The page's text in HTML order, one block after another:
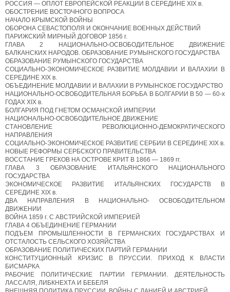
РОССИЯ — ОПЛОТ ЕВРОПЕЙСКОЙ РЕАКЦИИ В СЕРЕДИНЕ XIX в.
ОБОСТРЕНИЕ ВОСТОЧНОГО ВОПРОСА
НАЧАЛО КРЫМСКОЙ ВОЙНЫ
ОБОРОНА СЕВАСТОПОЛЯ И ОКОНЧАНИЕ ВОЕННЫХ ДЕЙСТВИЙ
ПАРИЖСКИЙ МИРНЫЙ ДОГОВОР 1856 г.
ГЛАВА 2 НАЦИОНАЛЬНО-ОСВОБОДИТЕЛЬНОЕ ДВИЖЕНИЕ
БАЛКАНСКИХ НАРОДОВ. ОБРАЗОВАНИЕ РУМЫНСКОГО ГОСУДАРСТВА
ОБРАЗОВАНИЕ РУМЫНСКОГО ГОСУДАРСТВА
СОЦИАЛЬНО-ЭКОНОМИЧЕСКОЕ РАЗВИТИЕ МОЛДАВИИ И ВАЛАХИИ В
СЕРЕДИНЕ XIX в.
ОБЪЕДИНЕНИЕ МОЛДАВИИ И ВАЛАХИИ В РУМЫНСКОЕ ГОСУДАРСТВО
НАЦИОНАЛЬНО-ОСВОБОДИТЕЛЬНАЯ БОРЬБА В БОЛГАРИИ В 50 — 60-х
ГОДАХ XIX в.
БОЛГАРИЯ ПОД ГНЕТОМ ОСМАНСКОЙ ИМПЕРИИ
НАЦИОНАЛЬНО-ОСВОБОДИТЕЛЬНОЕ ДВИЖЕНИЕ
СТАНОВЛЕНИЕ РЕВОЛЮЦИОННО-ДЕМОКРАТИЧЕСКОГО
НАПРАВЛЕНИЯ
СОЦИАЛЬНО-ЭКОНОМИЧЕСКОЕ РАЗВИТИЕ СЕРБИИ В СЕРЕДИНЕ XIX в.
НОВЫЕ РЕФОРМЫ СЕРБСКОГО ПРАВИТЕЛЬСТВА
ВОССТАНИЕ ГРЕКОВ НА ОСТРОВЕ КРИТ В 1866 — 1869 гг.
ГЛАВА 3 ОБРАЗОВАНИЕ ИТАЛЬЯНСКОГО НАЦИОНАЛЬНОГО
ГОСУДАРСТВА
ЭКОНОМИЧЕСКОЕ РАЗВИТИЕ ИТАЛЬЯНСКИХ ГОСУДАРСТВ В
СЕРЕДИНЕ XIX в.
ДВА НАПРАВЛЕНИЯ В НАЦИОНАЛЬНО- ОСВОБОДИТЕЛЬНОМ
ДВИЖЕНИИ
ВОЙНА 1859 г. С АВСТРИЙСКОЙ ИМПЕРИЕЙ
ГЛАВА 4 ОБЪЕДИНЕНИЕ ГЕРМАНИИ
ПОДЪЕМ ПРОМЫШЛЕННОСТИ В ГЕРМАНСКИХ ГОСУДАРСТВАХ И
ОТСТАЛОСТЬ СЕЛЬСКОГО ХОЗЯЙСТВА
ОБРАЗОВАНИЕ ПОЛИТИЧЕСКИХ ПАРТИЙ ГЕРМАНИИ
КОНСТИТУЦИОННЫЙ КРИЗИС В ПРУССИИ. ПРИХОД К ВЛАСТИ
БИСМАРКА
РАБОЧИЕ ПОЛИТИЧЕСКИЕ ПАРТИИ ГЕРМАНИИ. ДЕЯТЕЛЬНОСТЬ
ЛАССАЛЯ, ЛИБКНЕХТА И БЕБЕЛЯ